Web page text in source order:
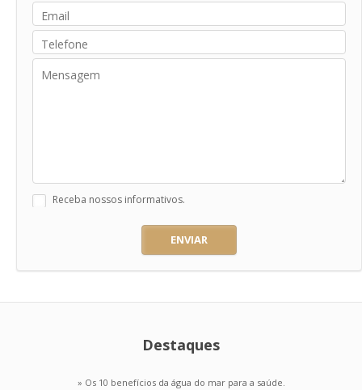
Receba nossos informativos.
ENVIAR
Destaques
» Os 10 benefícios da água do mar para a saúde.